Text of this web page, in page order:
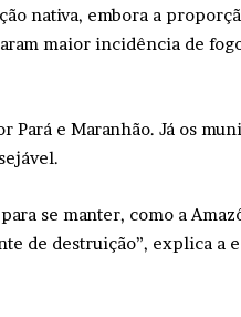
nativa, embora a
maior incidência de
e Maranhão. Já os
se manter, como a
de destruição”, explica a